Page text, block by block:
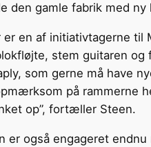
den gamle fabrik med ny
en af initiativtagerne til
stem guitaren og
som gerne må have
på rammerne
op”, fortæller Steen.
også engageret